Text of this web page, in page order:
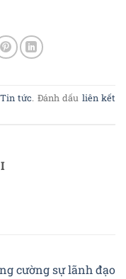
Tin tức. Đánh dấu liên kết
cường sự lãnh đạo